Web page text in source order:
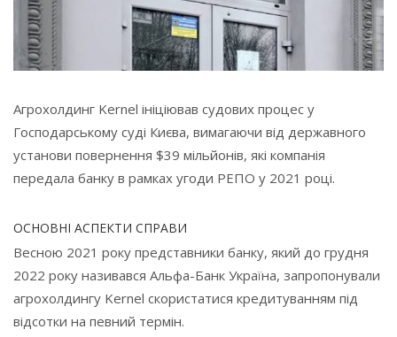
Агрохолдинг Kernel ініціював судових процес у
Господарському суді Києва, вимагаючи від державного
установи повернення $39 мільйонів, які компанія
передала банку в рамках угоди РЕПО у 2021 році.
ОСНОВНІ АСПЕКТИ СПРАВИ
Весною 2021 року представники банку, який до грудня
2022 року називався Альфа-Банк Україна, запропонували
агрохолдингу Kernel скористатися кредитуванням під
відсотки на певний термін.